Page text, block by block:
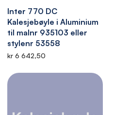
Inter 770 DC
Kalesjebøyle i Aluminium
til malnr 935103 eller
stylenr 53558
kr 6 642,50